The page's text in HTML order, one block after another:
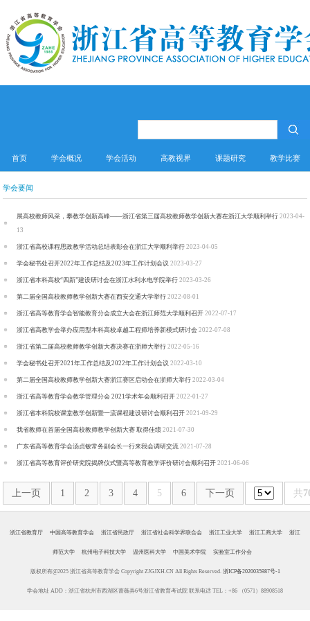
首页 学会概况 学会活动 高教视界 课题研究 教学比赛
学会要闻
展高校教师风采，攀教学创新高峰——浙江省第三届高校教师教学创新大赛在浙江大学顺利举行 2023-04-
13
浙江省高校课程思政教学活动总结表彰会在浙江大学顺利举行 2023-04-05
学会秘书处召开2022年工作总结及2023年工作计划会议 2023-03-27
浙江省本科高校“四新”建设研讨会在浙江水利水电学院举行 2023-03-26
第二届全国高校教师教学创新大赛在西安交通大学举行 2022-08-01
浙江省高等教育学会智能教育分会成立大会在浙江师范大学顺利召开 2022-07-17
浙江省高教学会举办应用型本科高校卓越工程师培养新模式研讨会 2022-07-08
浙江省第二届高校教师教学创新大赛决赛在浙师大举行 2022-05-16
学会秘书处召开2021年工作总结及2022年工作计划会议 2022-03-10
第二届全国高校教师教学创新大赛浙江赛区启动会在浙师大举行 2022-03-04
浙江省高等教育学会教学管理分会 2021学术年会顺利召开 2022-01-27
浙江省本科院校课堂教学创新暨一流课程建设研讨会顺利召开 2021-09-29
我省教师在首届全国高校教师教学创新大赛 取得佳绩 2021-07-30
广东省高等教育学会汤贞敏常务副会长一行来我会调研交流 2021-07-28
浙江省高等教育评价研究院揭牌仪式暨高等教育教学评价研讨会顺利召开 2021-06-06
上一页 1 2 3 4 5 6 下一页 共
浙江省教育厅 中国高等教育学会 浙江省民政厅 浙江省社会科学界联合会 浙江工业大学 浙江工商大学 浙江
师范大学 杭州电子科技大学 温州医科大学 中国美术学院 实验室工作分会
版权所有@2025 浙江省高等教育学会 Copyright ZJGJXH.CN All Rights Reserved. 浙ICP备2020035987号-1
学会地址 ADD：浙江省杭州市西湖区蔷薇弄6号浙江省教育考试院 联系电话 TEL：+86 （0571）88908518